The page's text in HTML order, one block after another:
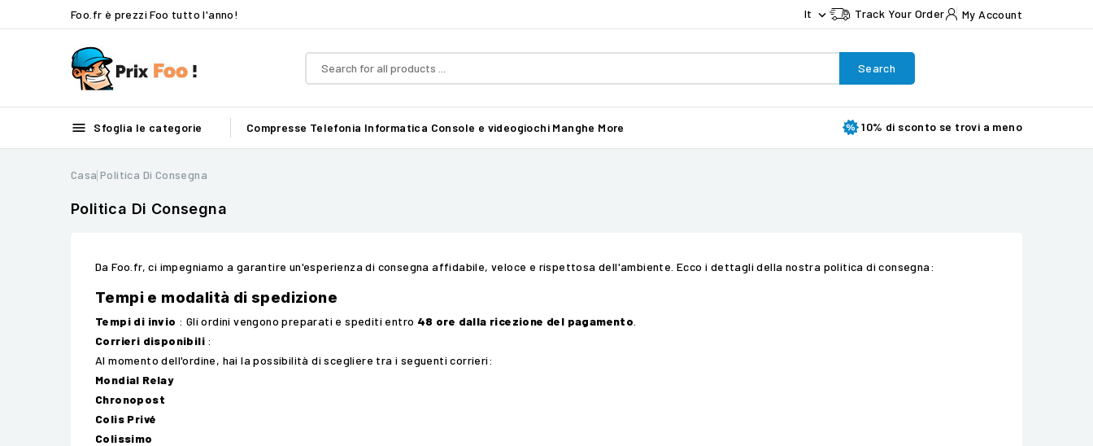
Foo.fr è prezzi Foo tutto l'anno! It  Track Your Order My Account
Search
 Sfoglia le categorie Compresse Telefonia Informatica Console e videogiochi Manghe More 10% di sconto se trovi a meno
Casa Politica Di Consegna
Politica Di Consegna
Da Foo.fr, ci impegniamo a garantire un'esperienza di consegna affidabile, veloce e rispettosa dell'ambiente. Ecco i dettagli della nostra politica di consegna:
Tempi e modalità di spedizione
Tempi di invio : Gli ordini vengono preparati e spediti entro 48 ore dalla ricezione del pagamento
Corrieri disponibili :
Al momento dell'ordine, hai la possibilità di scegliere tra i seguenti corrieri:
Mondial Relay
Chronopost
Colis Privé
Colissimo